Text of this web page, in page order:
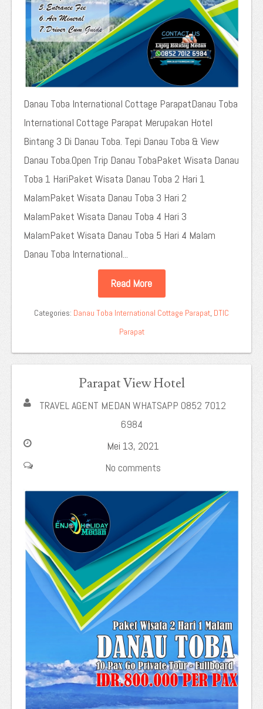
Danau Toba International Cottage ParapatDanau Toba
International Cottage Parapat Merupakan Hotel
Bintang 3 Di Danau Toba. Tepi Danau Toba & View
Danau Toba.Open Trip Danau TobaPaket Wisata Danau
Toba 1 HariPaket Wisata Danau Toba 2 Hari 1
MalamPaket Wisata Danau Toba 3 Hari 2
MalamPaket Wisata Danau Toba 4 Hari 3
MalamPaket Wisata Danau Toba 5 Hari 4 Malam
Danau Toba International...
Read More
Categories: Danau Toba International Cottage Parapat, DTIC
Parapat
Parapat View Hotel
TRAVEL AGENT MEDAN WHATSAPP 0852 7012
6984
Mei 13, 2021
No comments